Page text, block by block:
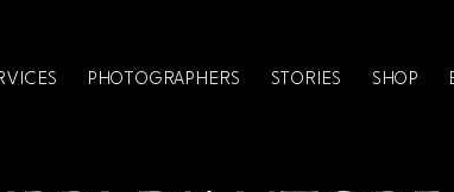
PHOTOGRAPHERS STORIES SHOP